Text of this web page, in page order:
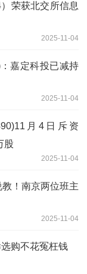
荣获北交所信息
2025-11-04
嘉定科投已减持
2025-11-04
月4日斥资
股
2025-11-04
！南京两位班主
2025-11-04
选购不花冤枉钱